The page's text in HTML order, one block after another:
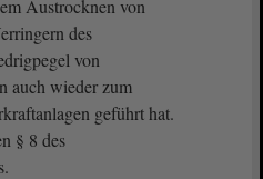
Austrocknen von
des
von
auch wieder zum
geführt hat.
§ 8 des